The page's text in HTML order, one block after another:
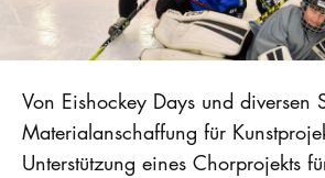
Von Eishockey Days und diversen
Materialanschaffung für
Unterstützung eines Chorprojekts